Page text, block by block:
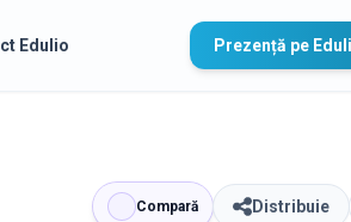
Edulio Prezență pe
Compară Distribuie